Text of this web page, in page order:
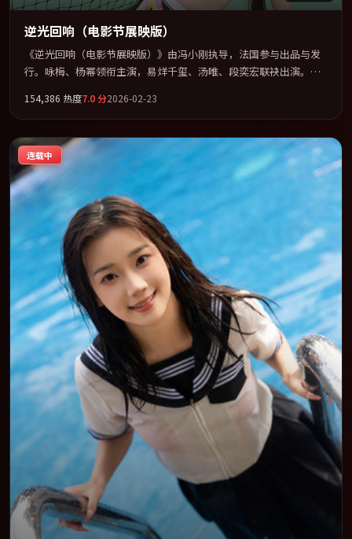
逆光回响（电影节展映版）
《逆光回响（电影节展映版）》由冯小刚执导，法国参与出品与发
行。咏梅、杨幂领衔主演，易烊千玺、汤唯、段奕宏联袂出演。在
为骨架，在叙事、表演与视听上力求统一。定于 2026-01-26 在内地
院线及主流平台同步亮相，2026 年度话题片中口碑稳健，适合喜欢
强情节与人物弧光的观众完整观看。
154,386 热度7.0分2026-02-23
连载中